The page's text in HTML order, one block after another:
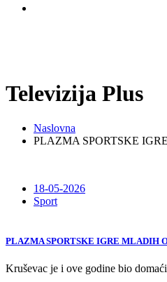
Televizija Plus
Naslovna
PLAZMA SPORTSKE
18-05-2026
Sport
PLAZMA SPORTSKE IGRE MLADIH
Kruševac je i ove godine bio